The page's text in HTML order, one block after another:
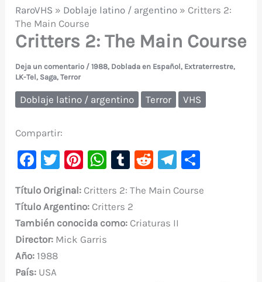
RaroVHS » Doblaje latino / argentino » Critters 2:
The Main Course
Critters 2: The Main Course
Deja un comentario /1988, Doblada en Español, Extraterrestre,
LK-Tel, Saga,Terror
Doblaje latino / argentino Terror VHS
Compartir:
F
c
e
b
o
o
T
it
te
r
Pi
er
e
st
W
at
s
T
m
bl
R
d
di
Te
gr
a
m
Título Original: Critters 2: The Main Course
TítuloArgentino: Critters 2
También conocida como: Criaturas II
Director: Mick Garris
Año: 1988
País: USA